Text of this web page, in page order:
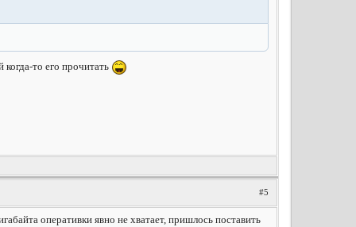
то его прочитать
#5
оперативки явно не хватает, пришлось поставить